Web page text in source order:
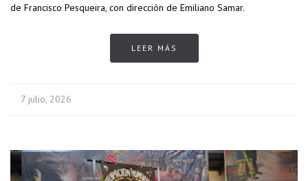
de Francisco Pesqueira, con dirección de Emiliano Samar.
LEER MÁS
7 julio, 2026